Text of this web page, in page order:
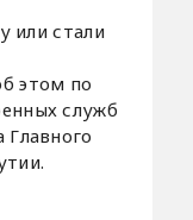
или стали
этом по
служб